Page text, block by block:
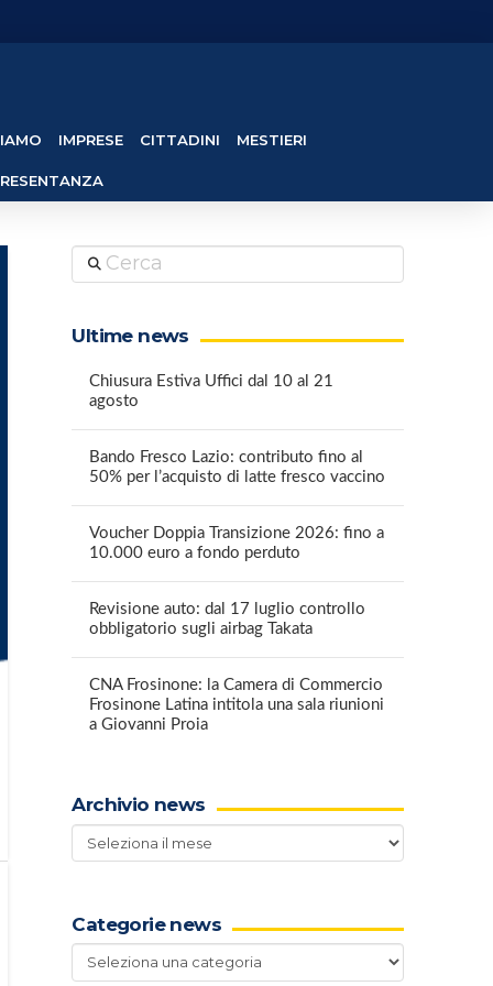
IMPRESE CITTADINI MESTIERI
Cerca
Ultime news
Chiusura Estiva Uffici dal 10 al 21
agosto
Bando Fresco Lazio: contributo fino al
50% per l’acquisto di latte fresco vaccino
Voucher Doppia Transizione 2026: fino a
10.000 euro a fondo perduto
Revisione auto: dal 17 luglio controllo
obbligatorio sugli airbag Takata
CNA Frosinone: la Camera di Commercio
Frosinone Latina intitola una sala riunioni
a Giovanni Proia
Archivio news
Archivio
news
Categorie news
Categorie
news